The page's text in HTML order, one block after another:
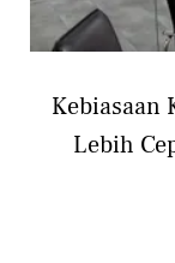
Kebiasaan
Lebih